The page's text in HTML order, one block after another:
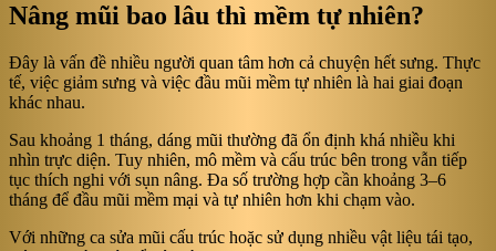
Nâng mũi bao lâu thì mềm tự nhiên?
Đây là vấn đề nhiều người quan tâm hơn cả chuyện hết sưng. Thực
tế, việc giảm sưng và việc đầu mũi mềm tự nhiên là hai giai đoạn
khác nhau.
Sau khoảng 1 tháng, dáng mũi thường đã ổn định khá nhiều khi
nhìn trực diện. Tuy nhiên, mô mềm và cấu trúc bên trong vẫn tiếp
tục thích nghi với sụn nâng. Đa số trường hợp cần khoảng 3–6
tháng để đầu mũi mềm mại và tự nhiên hơn khi chạm vào.
Với những ca sửa mũi cấu trúc hoặc sử dụng nhiều vật liệu tái tạo,